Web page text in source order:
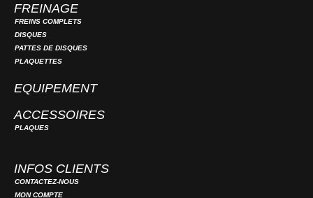
FREINAGE
FREINS COMPLETS
DISQUES
PATTES DE DISQUES
PLAQUETTES
EQUIPEMENT
ACCESSOIRES
PLAQUES
INFOS CLIENTS
CONTACTEZ-NOUS
MON COMPTE